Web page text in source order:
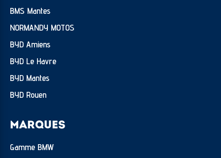
BMS Mantes
NORMANDY MOTOS
BYD Amiens
BYD Le Havre
BYD Mantes
BYD Rouen
MARQUES
Gamme BMW